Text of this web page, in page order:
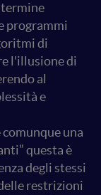
termine
programmi
di
l'illusione di
al
e
una
questa è
degli stessi
restrizioni